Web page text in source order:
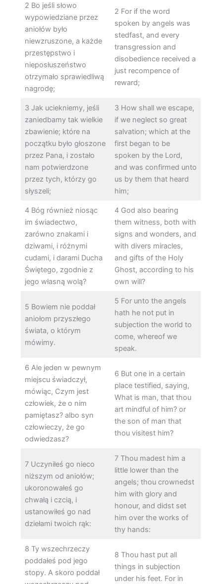
2 Bo jeśli słowo
wypowiedziane przez
aniołów było
niewzruszone, a każde
przestępstwo i
nieposłuszeństwo
otrzymało sprawiedliwą
nagrodę;
2 For if the word
spoken by angels was
stedfast, and every
transgression and
disobedience received a
just recompence of
reward;
3 Jak uciekniemy, jeśli
zaniedbamy tak wielkie
zbawienie; które na
początku było głoszone
przez Pana, i zostało
nam potwierdzone
przez tych, którzy go
słyszeli;
3 How shall we escape,
if we neglect so great
salvation; which at the
first began to be
spoken by the Lord,
and was confirmed unto
us by them that heard
him;
4 Bóg również niosąc
im świadectwo,
zarówno znakami i
dziwami, i różnymi
cudami, i darami Ducha
Świętego, zgodnie z
jego własną wolą?
4 God also bearing
them witness, both with
signs and wonders, and
with divers miracles,
and gifts of the Holy
Ghost, according to his
own will?
5 Bowiem nie poddał
aniołom przyszłego
świata, o którym
mówimy.
5 For unto the angels
hath he not put in
subjection the world to
come, whereof we
speak.
6 Ale jeden w pewnym
miejscu świadczył,
mówiąc, Czym jest
człowiek, że o nim
pamiętasz? albo syn
człowieczy, że go
odwiedzasz?
6 But one in a certain
place testified, saying,
What is man, that thou
art mindful of him? or
the son of man that
thou visitest him?
7 Uczyniłeś go nieco
niższym od aniołów;
ukoronowałeś go
chwałą i czcią, i
ustanowiłeś go nad
dziełami twoich rąk:
7 Thou madest him a
little lower than the
angels; thou crownedst
him with glory and
honour, and didst set
him over the works of
thy hands:
8 Ty wszechrzeczy
poddałeś pod jego
stopy. A skoro poddał
8 Thou hast put all
things in subjection
under his feet. For in